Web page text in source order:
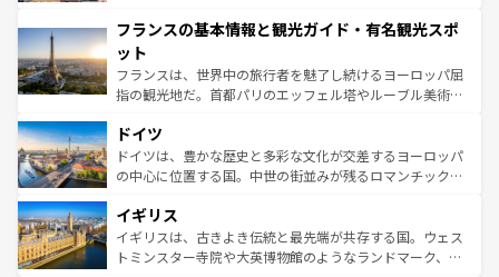
ませてくれるイタリアで、忘れられない旅をしてみよう！
なお、新着のイタリア情報は
しい。
文化が根付くこの国では、情熱的なフラメンコ、熱気あふ
れる闘牛、そして美味しいタパスが生活の一部となってい
る。首都マドリードの洗練された雰囲気や、バルセロナの
アートに溢れた街角から、地方では古代ローマ遺跡や中世
せる。地方によって風土や気候が異なるスペインはその個
性で訪れる人を魅了する。 なお、新着のスペイン情報は コ
ンテンツ一覧を参照してほしい。
フランスの基本情報と観光ガイド・有名観光スポ
ット
フランスは、世界中の旅行者を魅了し続けるヨーロッパ屈
指の観光地だ。首都パリのエッフェル塔やルーブル美術館
で、幅広い魅力が詰まっている。華麗な宮殿、歴史的な大
聖堂、美しいビーチ、そして豊かな自然が、訪れる者を心
から魅了する。また、フランスは美食の国としても知ら
いる。シャンパンの発祥地であるランス、プロヴァンスの
香り高いラベンダー畑など、多彩な楽しみ方が可能だ。さ
らに、パリ以外の地域にも魅力が溢れており、どの街角に
ドイツ
ドイツは、豊かな歴史と多彩な文化が交差するヨーロッパ
の中心に位置する国。中世の街並みが残るロマンチック街
顔を持つこの国は、どこを歩いても飽きることがない。ベ
ルリンの文化的活気、バイエルン州のアルプスの絶景、そ
してライン川沿いのワイン畑といった風景は必見。ビール
イギリス
イギリスは、古きよき伝統と最先端が共存する国。ウェス
トミンスター寺院や大英博物館のようなランドマーク、歴